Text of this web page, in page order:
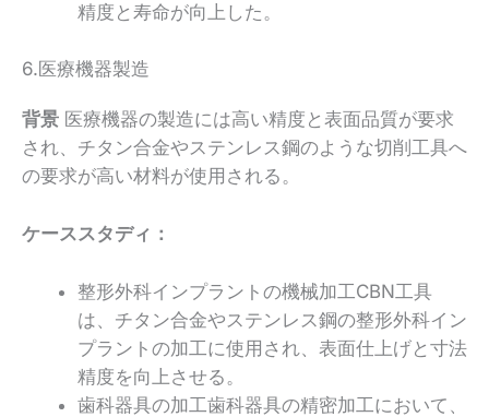
精度と寿命が向上した。
6.医療機器製造
背景 医療機器の製造には高い精度と表面品質が要求
され、チタン合金やステンレス鋼のような切削工具へ
の要求が高い材料が使用される。
ケーススタディ：
整形外科インプラントの機械加工CBN工具
は、チタン合金やステンレス鋼の整形外科イン
プラントの加工に使用され、表面仕上げと寸法
精度を向上させる。
歯科器具の加工歯科器具の精密加工において、